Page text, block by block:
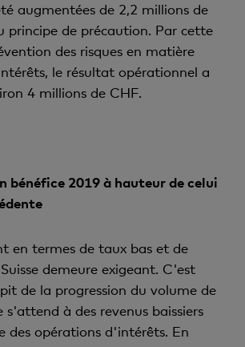
augmentées de 2,2 millions de
principe de précaution. Par cette
des risques en matière
le résultat opérationnel a
4 millions de CHF.
bénéfice 2019 à hauteur de celui
en termes de taux bas et de
demeure exigeant. C'est
de la progression du volume de
s'attend à des revenus baissiers
des opérations d'intérêts. En